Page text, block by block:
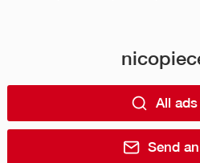
All
Send